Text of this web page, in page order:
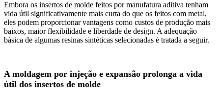
Embora os insertos de molde feitos por manufatura aditiva tenham
vida útil significativamente mais curta do que os feitos com metal,
eles podem proporcionar vantagens como custos de produção mais
baixos, maior flexibilidade e liberdade de design. A adequação
básica de algumas resinas sintéticas selecionadas é tratada a seguir.
A moldagem por injeção e expansão prolonga a vida
útil dos insertos de molde